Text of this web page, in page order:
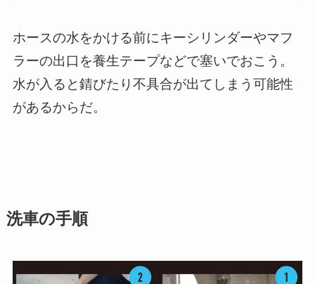
ホースの水をかける前にキーシリンダーやマフ
ラーの出口を養生テープなどで塞いでおこう。
水が入ると錆びたり不具合が出てしまう可能性
があるからだ。
洗車の手順